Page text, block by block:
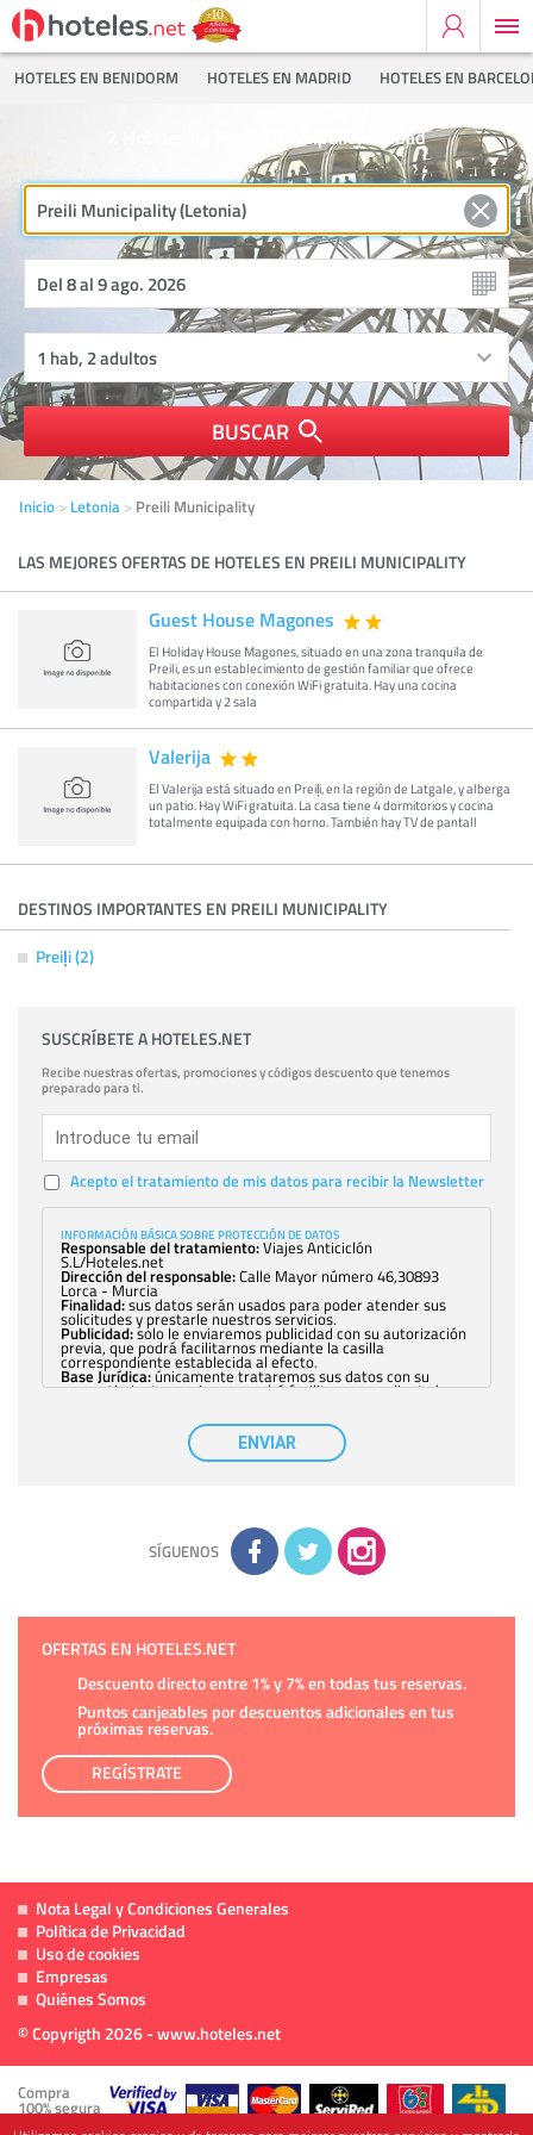
HOTELES EN BENIDORM HOTELES EN MADRID HOTELES EN
Hoteles en Preili Municipality Ciudad
BUSCAR
Inicio Letonia Preili Municipality
LAS MEJORES OFERTAS DE HOTELES EN PREILI MUNICIPALITY
Guest House Magones
El Holiday House Magones, situado en una zona tranquila de
Preili, es un establecimiento de gestión familiar que ofrece
habitaciones con conexión WiFi gratuita. Hay una cocina
compartida y 2 sala
Valerija
El Valerija está situado en Preiļi, en la región de Latgale, y alberga
un patio. Hay WiFi gratuita. La casa tiene 4 dormitorios y cocina
totalmente equipada con horno. También hay TV de pantall
DESTINOS IMPORTANTES EN PREILI MUNICIPALITY
Preiļi (2)
SUSCRÍBETE A HOTELES.NET
Recibe nuestras ofertas, promociones y códigos descuento que tenemos
preparado para ti.
Acepto el tratamiento de mis datos para recibir la Newsletter
INFORMACIÓN BÁSICA SOBRE PROTECCIÓN DE DATOS
Responsable del tratamiento:Viajes Anticiclón
S.L/Hoteles.net
Dirección del responsable:Calle Mayor número 46,30893
Lorca - Murcia
Finalidad:sus datos serán usados para poder atender sus
solicitudes y prestarle nuestros servicios.
Publicidad:solo le enviaremos publicidad con su autorización
previa, que podrá facilitarnos mediante la casilla
correspondiente establecida al efecto.
Base Jurídica:únicamente trataremos sus datos con su
consentimiento previo, que podrá facilitarnos mediante la
con carácter general, sólo el personal de
nuestra entidad que esté debidamente autorizado podrá
tener conocimiento de la información que le pedimos. No se
comunicarán datos a terceros.
adicional y detallada sobre cómo tratamos sus datos en la
política de privacidad
ENVIAR
SÍGUENOS
OFERTAS EN HOTELES.NET
Descuento directo entre 1% y 7% en todas tus reservas.
Puntos canjeables por descuentos adicionales en tus
próximas reservas.
REGÍSTRATE
Nota Legal y Condiciones Generales
Política de Privacidad
Uso de cookies
Empresas
Quiénes Somos
© Copyrigth 2026 - www.hoteles.net
Compra
100% segura